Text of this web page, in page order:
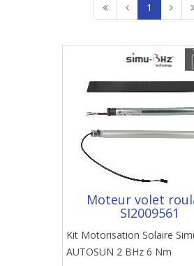
1
Moteur volet
SI2009561
Kit Motorisation Solaire
AUTOSUN 2 BHz 6 Nm